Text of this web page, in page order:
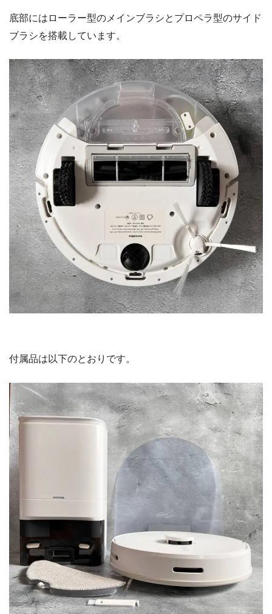
底部にはローラー型のメインブラシとプロペラ型のサイド
ブラシを搭載しています。
付属品は以下のとおりです。